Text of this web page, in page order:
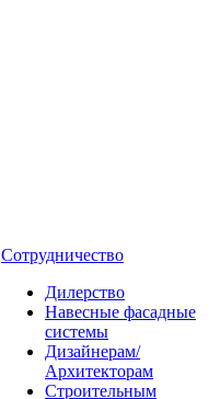
Сотрудничество
Дилерство
Навесные фасадные
системы
Дизайнерам/
Архитекторам
Строительным